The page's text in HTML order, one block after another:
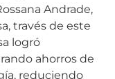
Andrade,
través de este
logró
ahorros de
reduciendo